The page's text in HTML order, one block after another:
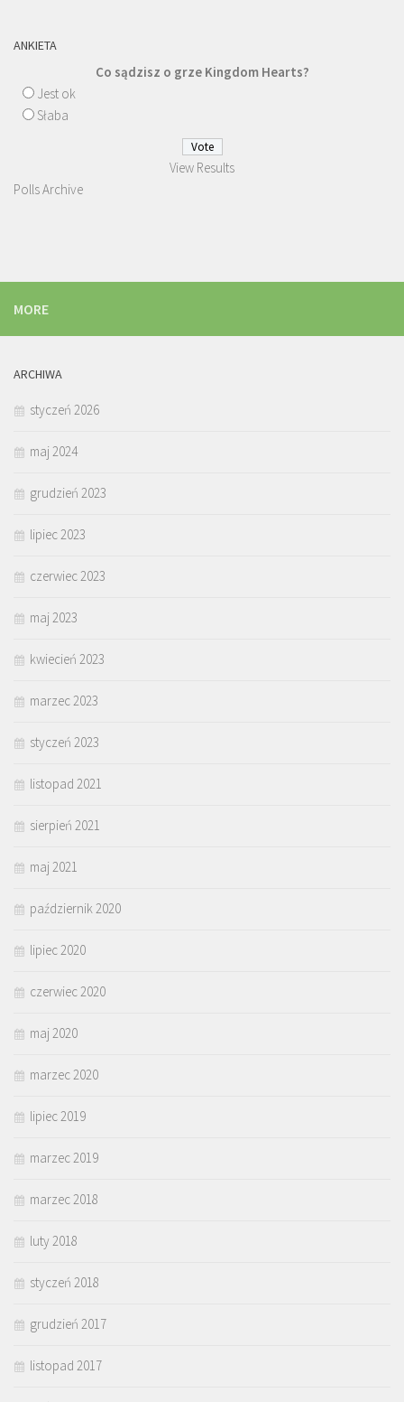
ANKIETA
Co sądzisz o grze Kingdom Hearts?
Jest ok
Słaba
View Results
Polls Archive
MORE
ARCHIWA
styczeń 2026
maj 2024
grudzień 2023
lipiec 2023
czerwiec 2023
maj 2023
kwiecień 2023
marzec 2023
styczeń 2023
listopad 2021
sierpień 2021
maj 2021
październik 2020
lipiec 2020
czerwiec 2020
maj 2020
marzec 2020
lipiec 2019
marzec 2019
marzec 2018
luty 2018
styczeń 2018
grudzień 2017
listopad 2017